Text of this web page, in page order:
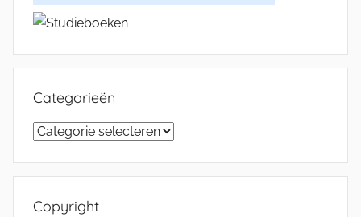
Categorieën
Categorieën
Copyright